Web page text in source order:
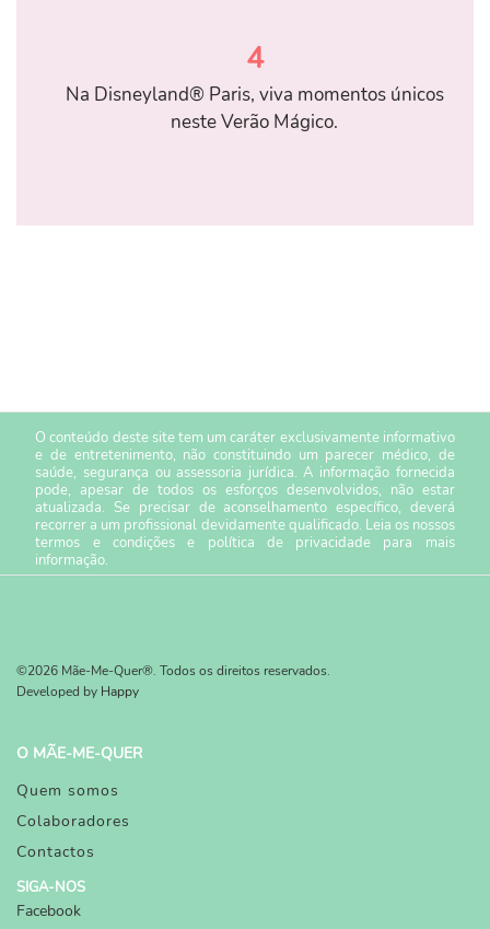
4
Na Disneyland® Paris, viva momentos únicos
neste Verão Mágico.
O conteúdo deste site tem um caráter exclusivamente informativo
e de entretenimento, não constituindo um parecer médico, de
saúde, segurança ou assessoria jurídica. A informação fornecida
pode, apesar de todos os esforços desenvolvidos, não estar
atualizada. Se precisar de aconselhamento específico, deverá
recorrer a um profissional devidamente qualificado. Leia os nossos
termos e condiçõese política de privacidade para mais
informação.
©2026 Mãe-Me-Quer®. Todos os direitos reservados.
Developed by Happy
O MÃE-ME-QUER
Quem somos
Colaboradores
Contactos
SIGA-NOS
Facebook